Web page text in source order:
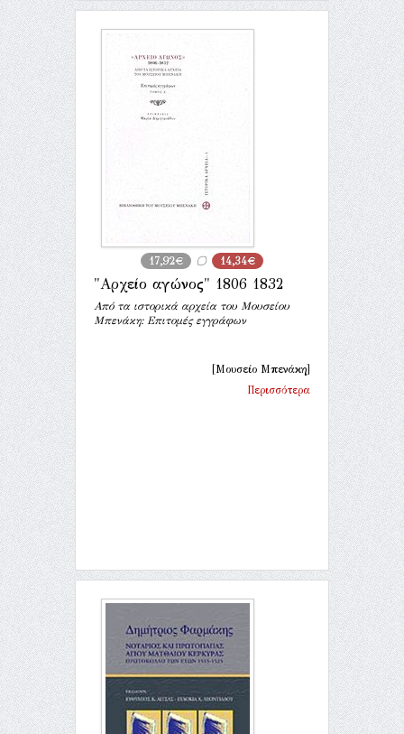
17,92€ 14,34€
"Αρχείο αγώνος" 1806 1832
Από τα ιστορικά αρχεία του Μουσείου
Μπενάκη: Επιτομές εγγράφων
[Μουσείο Μπενάκη]
Περισσότερα